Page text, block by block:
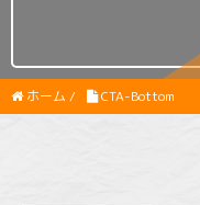
ホーム / CTA-Bottom